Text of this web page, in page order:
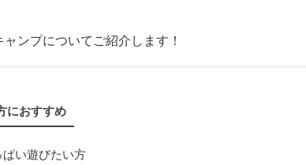
ンプについてご紹介します！
におすすめ
い遊びたい方